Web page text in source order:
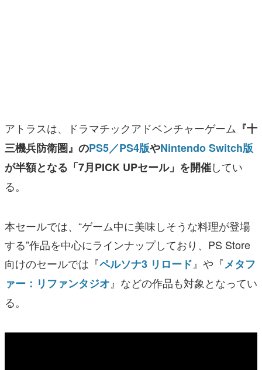
その他
電ファミニコゲーマーとは？
運営：株式会社マレ
アトラスは、ドラマチックアドベンチャーゲーム 『十
三機兵防衛圏』のPS5／PS4版やNintendo Switch版
が半額となる「7月PICK UPセール」を開催してい
る。
本セールでは、“ゲーム中に美味しそうな料理が登場
する”作品を中心にラインナップしており、PS Store
向けのセールでは『ペルソナ3 リロード 』や『メタフ
ァー：リファンタジオ 』などの作品も対象となってい
る。